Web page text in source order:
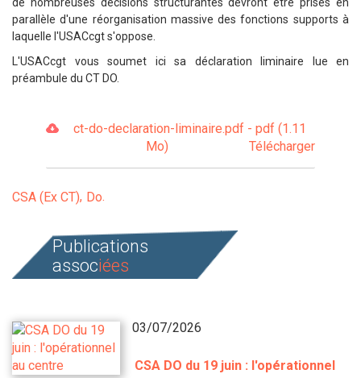
parallèle d'une réorganisation massive des fonctions supports à
laquelle l'USACcgt s'oppose.
L'USACcgt vous soumet ici sa déclaration liminaire lue en
préambule du CT DO.
ct-do-declaration-liminaire.pdf - pdf (1.11
Mo)
Télécharger
CSA (Ex CT) Do
Publications
associées
03/07/2026
CSA DO du 19 juin : l'opérationnel